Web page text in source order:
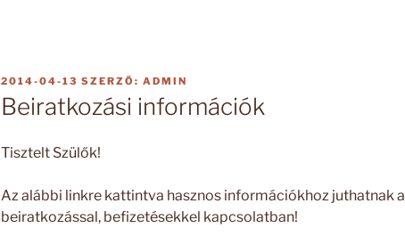
BEKÜLDVE:
2014-04-13 SZERZŐ: ADMIN
Beiratkozási információk
Tisztelt Szülők!
Az alábbi linkre kattintva hasznos információkhoz juthatnak a
beiratkozással, befizetésekkel kapcsolatban!